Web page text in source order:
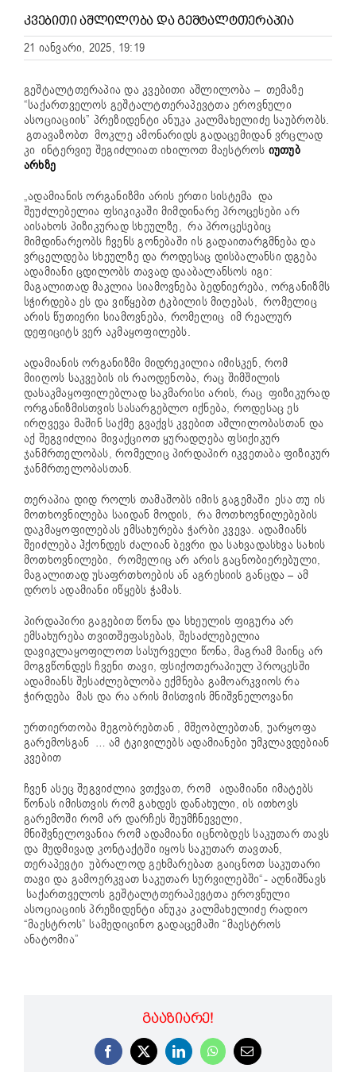
ᲙᲕᲔᲑᲘᲗᲘ ᲐᲨᲚᲘᲚᲝᲑᲐ ᲓᲐ ᲒᲔᲨᲢᲐᲚᲢᲗᲔᲠᲐᲞᲘᲐ
21 იანვარი, 2025, 19:19
გეშტალტთერაპია და კვებითი აშლილობა – თემაზე
“საქართველოს გეშტალტთერაპევტთა ეროვნული
ასოციაციის” პრეზიდენტი ანუკა კალმახელიძე საუბრობს.
გთავაზობთ მოკლე ამონარიდს გადაცემიდან ვრცლად
კი ინტერვიუ შეგიძლიათ იხილოთ მაესტროს იუთუბ
არხზე
„ადამიანის ორგანიზმი არის ერთი სისტემა და
შეუძლებელია ფსიკიკაში მიმდინარე პროცესები არ
აისახოს პიზიკურად სხეულზე, რა პროცესებიც
მიმდინარეობს ჩვენს გონებაში ის გადაითარგმნება და
ვრცელდება სხეულზე და როდესაც დისბალანსი დგება
ადამიანი ცდილობს თავად დააბალანსოს იგი:
მაგალითად მაკლია სიამოვნება ბედნიერება, ორგანიზმს
სჭირდება ეს და ვიწყებთ ტკბილის მიღებას, რომელიც
არის წუთიერი სიამოვნება, რომელიც იმ რეალურ
დეფიციტს ვერ აკმაყოფილებს.
ადამიანის ორგანიზმი მიდრეკილია იმისკენ, რომ
მიიღოს საკვების ის რაოდენობა, რაც შიმშილის
დასაკმაყოფილებლად საკმარისი არის, რაც ფიზიკურად
ორგანიზმისთვის სასარგებლო იქნება, როდესაც ეს
ირღვევა მაშინ საქმე გვაქვს კვებით აშლილობასთან და
აქ შეგვიძლია მივაქციოთ ყურადღება ფსიქიკურ
ჯანმრთელობას, რომელიც პირდაპირ იკვეთაბა ფიზიკურ
ჯანმრთელობასთან.
თერაპია დიდ როლს თამაშობს იმის გაგემაში ესა თუ ის
მოთხოვნილება საიდან მოდის, რა მოთხოვნილებების
დაკმაყოფილებას ემსახურება ჭარბი კვევა. ადამიანს
შეიძლება ჰქონდეს ძალიან ბევრი და სახვადასხვა სახის
მოთხოვნილები, რომელიც არ არის გაცნობიერებული,
მაგალითად უსაფრთხოების ან აგრესიის განცდა – ამ
დროს ადამიანი იწყებს ჭამას.
პირდაპირი გაგებით წონა და სხეულის ფიგურა არ
ემსახურება თვითშეფასებას, შესაძლებელია
დავიკლაყოფილოთ სასურველი წონა, მაგრამ მაინც არ
მოგვწონდეს ჩვენი თავი, ფსიქოთერაპიულ პროცესში
ადამიანს შესაძლებლობა ექმნება გამოარკვიოს რა
ჭირდება მას და რა არის მისთვის მნიშვნელოვანი
ურთიერთობა მეგობრებთან , მშეობლებთან, უარყოფა
გარემოსგან … ამ ტკივილებს ადამიანები უმკლავდებიან
კვებით
ჩვენ ასეც შეგვიძლია ვთქვათ, რომ ადამიანი იმატებს
წონას იმისთვის რომ გახდეს დანახული, ის ითხოვს
გარემოში რომ არ დარჩეს შეუმჩნეველი,
მნიშვნელოვანია რომ ადამიანი იცნობდეს საკუთარ თავს
და მუდმივად კონტაქტში იყოს საკუთარ თავთან,
თერაპევტი უბრალოდ გეხმარებათ გაიცნოთ საკუთარი
თავი და გამოერკვათ საკუთარ სურვილებში“- აღნიშნავს
საქართველოს გეშტალტთერაპევტთა ეროვნული
ასოციაციის პრეზიდენტი ანუკა კალმახელიძე რადიო
“მაესტროს” სამედიცინო გადაცემაში “მაესტროს
ანატომია”
ᲒᲐᲐᲖᲘᲐᲠᲔ!
Facebook
X LinkedInWhatsApp
Email